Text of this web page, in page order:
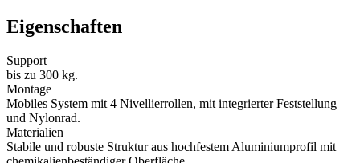
Eigenschaften
Support
bis zu 300 kg.
Montage
Mobiles System mit 4 Nivellierrollen, mit integrierter Feststellung
und Nylonrad.
Materialien
Stabile und robuste Struktur aus hochfestem Aluminiumprofil mit